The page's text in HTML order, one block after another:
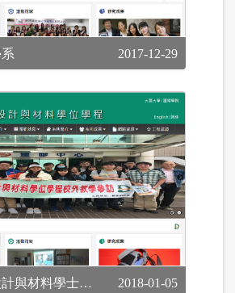
2017-12-29
學士/碩士學位學程 2018-01-05